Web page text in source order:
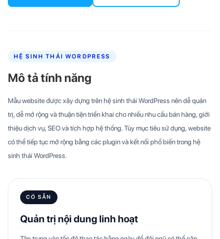
HỆ SINH THÁI WORDPRESS
Mô tả tính năng
Mẫu website được xây dựng trên hệ sinh thái WordPress nên dễ quản
trị, dễ mở rộng và thuận tiện triển khai cho nhiều nhu cầu bán hàng, giới
thiệu dịch vụ, SEO và tích hợp hệ thống. Tùy mục tiêu sử dụng, website
có thể tiếp tục mở rộng bằng các plugin và kết nối phổ biến trong hệ
sinh thái WordPress.
CÓ SẴN
Quản trị nội dung linh hoạt